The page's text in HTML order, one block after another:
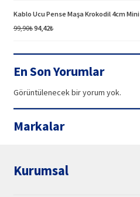
Kablo Ucu Pense Maşa Krokodil 4cm
99,90₺Orijinal
94,42₺Şu
En Son Yorumlar
Görüntülenecek bir yorum yok.
Markalar
Kurumsal